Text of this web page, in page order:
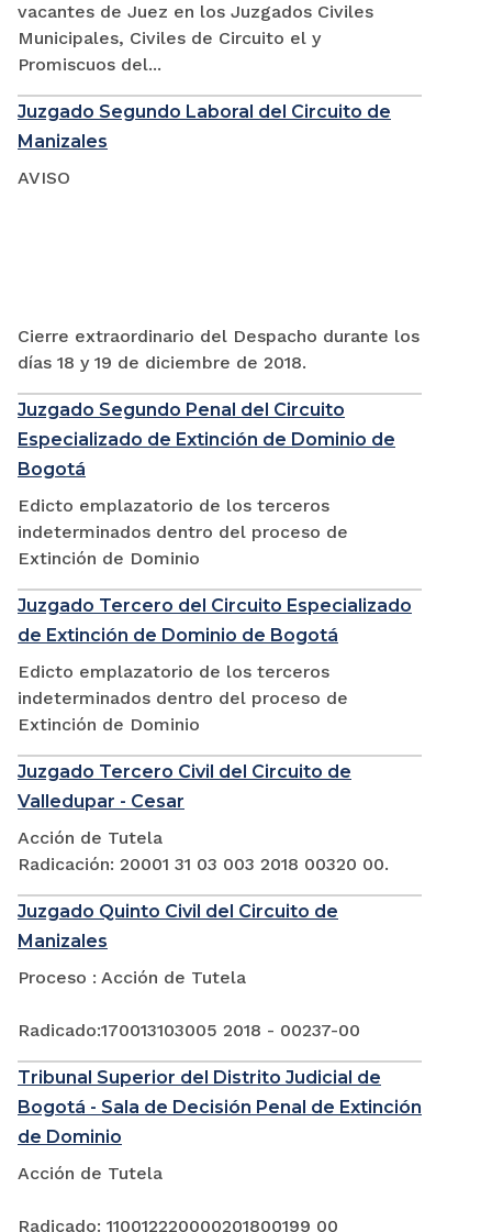
vacantes de Juez en los Juzgados Civiles
Municipales, Civiles de Circuito el y
Promiscuos del...
Juzgado Segundo Laboral del Circuito de
Manizales
AVISO
Cierre extraordinario del Despacho durante los
días 18 y 19 de diciembre de 2018.
Juzgado Segundo Penal del Circuito
Especializado de Extinción de Dominio de
Bogotá
Edicto emplazatorio de los terceros
indeterminados dentro del proceso de
Extinción de Dominio
Juzgado Tercero del Circuito Especializado
de Extinción de Dominio de Bogotá
Edicto emplazatorio de los terceros
indeterminados dentro del proceso de
Extinción de Dominio
Juzgado Tercero Civil del Circuito de
Valledupar - Cesar
Acción de Tutela
Radicación: 20001 31 03 003 2018 00320 00.
Juzgado Quinto Civil del Circuito de
Manizales
Proceso : Acción de Tutela
Radicado:170013103005 2018 - 00237-00
Tribunal Superior del Distrito Judicial de
Bogotá - Sala de Decisión Penal de Extinción
de Dominio
Acción de Tutela
Radicado: 110012220000201800199 00